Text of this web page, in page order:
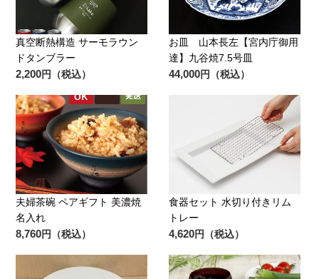
真空断熱構造 サーモラウン
ドタンブラー
2,200円（税込）
お皿 山本長左【宮内庁御用
達】九谷焼7.5号皿
44,000円（税込）
夫婦茶碗 ペアギフト 美濃焼
名入れ
8,760円（税込）
食器セット 水切り付きリム
トレー
4,620円（税込）